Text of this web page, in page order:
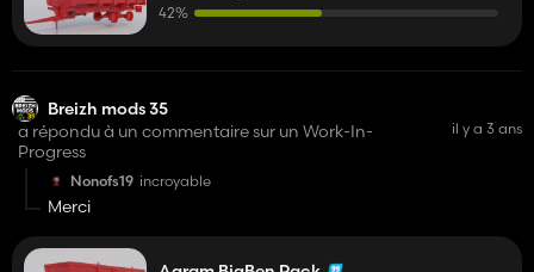
42%
Breizh mods 35
a répondu à un commentaire sur un Work-In-
Progress
il y a 3 ans
Nonofs19 incroyable
Merci